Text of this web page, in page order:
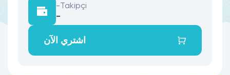
- Takipçi
-
اشتري الآن